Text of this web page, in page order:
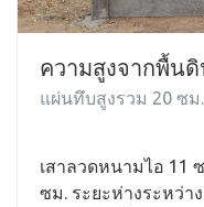
ความสูงจากพื้น
แผ่นทึบสูงรวม 20 ซม.
เสาลวดหนามไอ 11
ซม. ระยะห่างระหว่า